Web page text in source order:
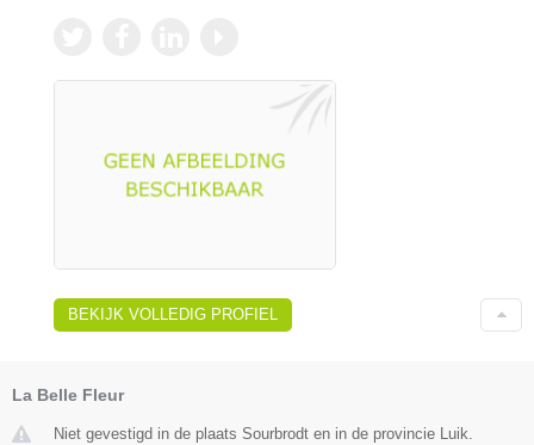
BEKIJK VOLLEDIG PROFIEL
La Belle Fleur
Niet gevestigd in de plaats Sourbrodt en in de provincie Luik.